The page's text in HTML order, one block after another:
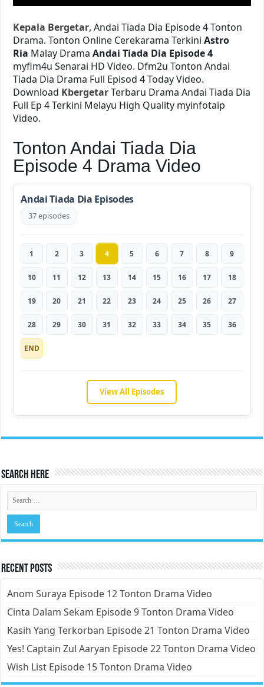
Kepala Bergetar, Andai Tiada Dia Episode 4 Tonton
Drama. Tonton Online Cerekarama TerkiniAstro
Ria Malay DramaAndai Tiada Dia Episode 4
myflm4u Senarai HD Video. Dfm2u Tonton Andai
Tiada Dia Drama Full Episod 4 Today Video.
Download KbergetarTerbaru Drama Andai Tiada Dia
Full Ep 4 Terkini Melayu High Quality myinfotaip
Video.
Tonton Andai Tiada Dia
Episode 4 Drama Video
Andai Tiada Dia Episodes
37 episodes
1 2 3 4 5 6 7 8 9
10 11 12 13 14 15 16 17 18
19 20 21 22 23 24 25 26 27
28 29 30 31 32 33 34 35 36
END
View All Episodes
Search Here
Recent Posts
Anom Suraya Episode 12 Tonton Drama Video
Cinta Dalam Sekam Episode 9 Tonton Drama Video
Kasih Yang Terkorban Episode 21 Tonton Drama Video
Yes! Captain Zul Aaryan Episode 22 Tonton Drama Video
Wish List Episode 15 Tonton Drama Video